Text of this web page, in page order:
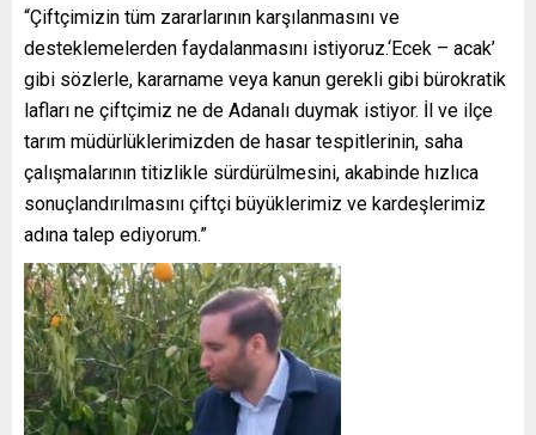
“Çiftçimizin tüm zararlarının karşılanmasını ve
desteklemelerden faydalanmasını istiyoruz.‘Ecek – acak’
gibi sözlerle, kararname veya kanun gerekli gibi bürokratik
lafları ne çiftçimiz ne de Adanalı duymak istiyor. İl ve ilçe
tarım müdürlüklerimizden de hasar tespitlerinin, saha
çalışmalarının titizlikle sürdürülmesini, akabinde hızlıca
sonuçlandırılmasını çiftçi büyüklerimiz ve kardeşlerimiz
adına talep ediyorum.”